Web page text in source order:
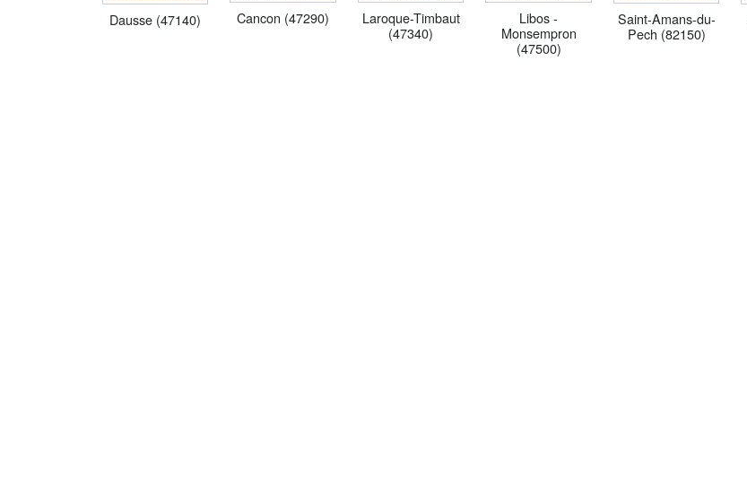
Dausse (47140) Cancon (47290)
Laroque-Timbaut
(47340)
Libos -
Monsempron
(47500)
Saint-Amans-du-
Pech (82150)